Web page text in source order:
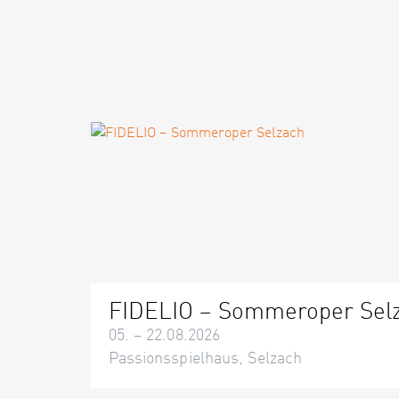
FIDELIO – Sommeroper
05. – 22.08.2026
Passionsspielhaus, Selzach